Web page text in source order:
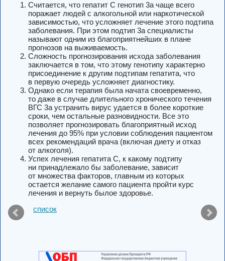
Считается, что гепатит С генотип 3a чаще всего
поражает людей с алкогольной или наркотической
зависимостью, что усложняет лечение этого подтипа
заболевания. При этом подтип 3a специалисты
называют одним из благоприятнейших в плане
прогнозов на выживаемость.
Сложность прогнозирования исхода заболевания
заключается в том, что этому генотипу характерно
присоединение к другим подтипам гепатита, что
в первую очередь усложняет диагностику.
Однако если терапия была начата своевременно,
то даже в случае длительного хронического течения
ВГС 3a устранить вирус удается в более короткие
сроки, чем остальные разновидности. Все это
позволяет прогнозировать благоприятный исход
лечения до 95% при условии соблюдения пациентом
всех рекомендаций врача (включая диету и отказ
от алкоголя).
Успех лечения гепатита C, к какому подтипу
ни принадлежало бы заболевание, зависит
от множества факторов, главным из которых
остается желание самого пациента пройти курс
лечения и вернуть былое здоровье.
список